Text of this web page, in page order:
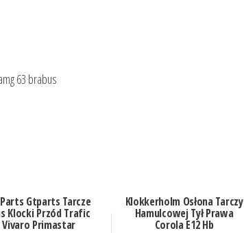
63 brabus
Gtparts Tarcze
Klocki Przód Trafic
Vivaro Primastar
Klokkerholm Osłona Tarczy
Hamulcowej Tył Prawa
Corola E12 Hb